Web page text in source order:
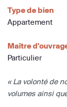
Type de bien
Appartement
Maître
Particulier
« La volonté de
volumes ainsi